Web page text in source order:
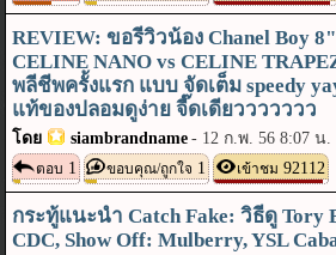
REVIEW: ขอรีวิวน้อง Chanel Boy
CELINE NANO vs CELINE
พลีชีพครั้งแรก แบบ จัดเต็ม speedy
แท้ของปลอมดูง่าย จี๊ดเดียววววววว
โดย siambrandname - 12 ก.พ. 56 8:07 น.
ตอบ 1 ขอบคุณ/ถูกใจ 1 เข้าชม 92112
กระทู้แนะนำ Catch Fake: วิธีดู Tory
CDC, Show Off: Mulberry, YSL